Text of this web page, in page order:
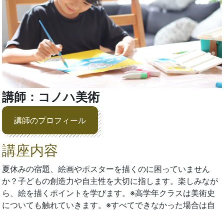
講師：コノハ美術
講師のプロフィール
講座内容
夏休みの宿題、絵画やポスターを描くのに困っていません
か？子どもの創造力や自主性を大切に指します。楽しみなが
ら、絵を描くポイントを学びます。※高学年クラスは美術史
についても触れていきます。※すべてできなかった場合は自